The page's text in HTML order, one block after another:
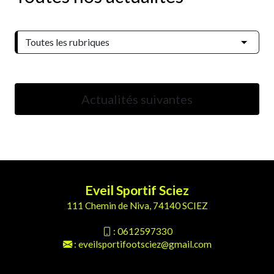
Actualités suivantes
Eveil Sportif Sciez
111 Chemin de Niva, 74140 SCIEZ
: 0612597330
: eveilsportifootsciez@gmail.com